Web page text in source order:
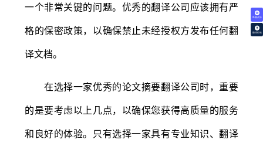
免费试译
翻译价格
一个非常关键的问题。优秀的翻译公司应该拥有严
格的保密政策，以确保禁止未经授权方发布任何翻
译文档。
在选择一家优秀的论文摘要翻译公司时，重要
的是要考虑以上几点，以确保您获得高质量的服务
和良好的体验。只有选择一家具有专业知识、翻译